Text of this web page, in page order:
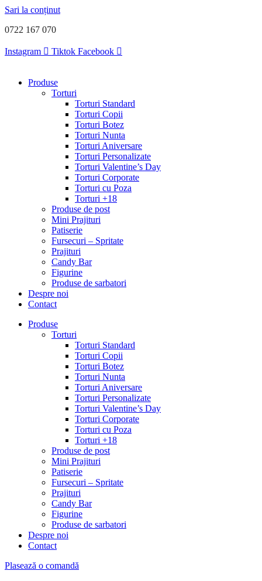
Sari la conținut
0722 167 070
Instagram Tiktok Facebook
Produse
Torturi
Torturi Standard
Torturi Copii
Torturi Botez
Torturi Nunta
Torturi Aniversare
Torturi Personalizate
Torturi Valentine’s Day
Torturi Corporate
Torturi cu Poza
Torturi +18
Produse de post
Mini Prajituri
Patiserie
Fursecuri – Spritate
Prajituri
Candy Bar
Figurine
Produse de sarbatori
Despre noi
Contact
Produse
Torturi
Torturi Standard
Torturi Copii
Torturi Botez
Torturi Nunta
Torturi Aniversare
Torturi Personalizate
Torturi Valentine’s Day
Torturi Corporate
Torturi cu Poza
Torturi +18
Produse de post
Mini Prajituri
Patiserie
Fursecuri – Spritate
Prajituri
Candy Bar
Figurine
Produse de sarbatori
Despre noi
Contact
Plasează o comandă